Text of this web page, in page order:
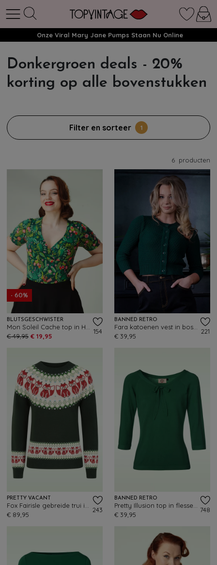
Onze Viral Mary Jane Pumps Staan Nu Online
Donkergroen deals - 20%
korting op alle bovenstukken
Filter en sorteer 1
6 producten
- 60%
BLUTSGESCHWISTER
€ 49,95 € 19,95
154
BANNED RETRO
€ 39,95
221
PRETTY VACANT
€ 89,95
243
BANNED RETRO
€ 39,95
748